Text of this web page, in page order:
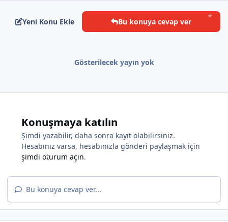
Yeni Konu Ekle Bu konuya cevap ver
Gösterilecek yayın yok
Konuşmaya katılın
Şimdi yazabilir, daha sonra kayıt olabilirsiniz.
Hesabınız varsa, hesabınızla gönderi paylaşmak için
şimdi oturum açın.
Bu konuya cevap ver...
*